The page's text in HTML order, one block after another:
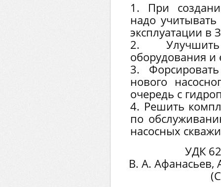
1. При
надо
эксплуатации в
2.
оборудования и
3.
нового
очередь с
4. Решить
по
насосных
УДК
В. А. Афанасьев,